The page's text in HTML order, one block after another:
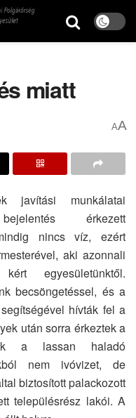
miatt
AA
javítási munkálatai
érkezett
nincs víz, ezért
aki azonnali
egyesületünktől.
becsöngetéssel, és a
hívták fel a
után sorra érkeztek a
a lassan haladó
nem ivóvizet, de
biztosított palackozott
településrész lakói. A